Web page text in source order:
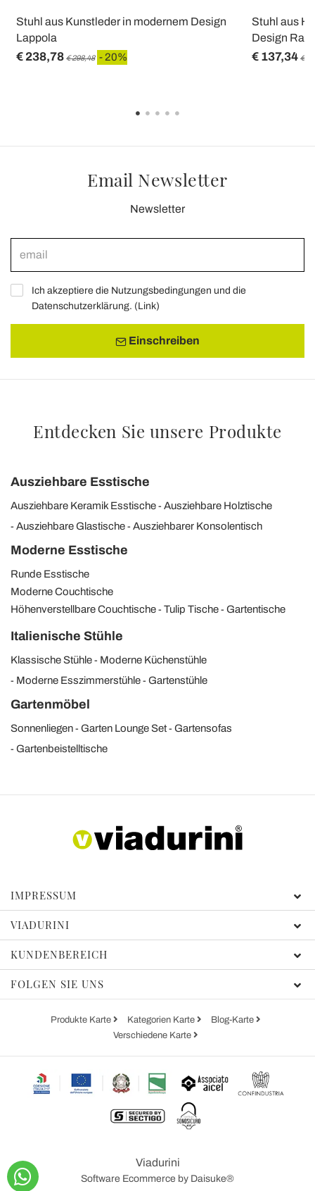
Stuhl aus Kunstleder in modernem Design
Lappola
€ 238,78 € 298,48 - 20%
Stuhl aus
Design
€ 137,34 €
Email Newsletter
Newsletter
Ich akzeptiere die Nutzungsbedingungen und die
Datenschutzerklärung. (Link)
Einschreiben
Entdecken Sie unsere Produkte
Ausziehbare Esstische
Ausziehbare Keramik Esstische
Ausziehbare Holztische
Ausziehbare Glastische
Ausziehbarer Konsolentisch
Moderne Esstische
Runde Esstische
Moderne Couchtische
Höhenverstellbare Couchtische
Tulip Tische Gartentische
Italienische Stühle
Klassische Stühle
Moderne Küchenstühle
Moderne Esszimmerstühle
Gartenstühle
Gartenmöbel
Sonnenliegen Garten Lounge Set
Gartensofas
Gartenbeistelltische
IMPRESSUM
VIADURINI
KUNDENBEREICH
FOLGEN SIE UNS
Produkte Karte Kategorien Karte
Blog-Karte
Verschiedene Karte
Viadurini
Software Ecommerce by Daisuke®